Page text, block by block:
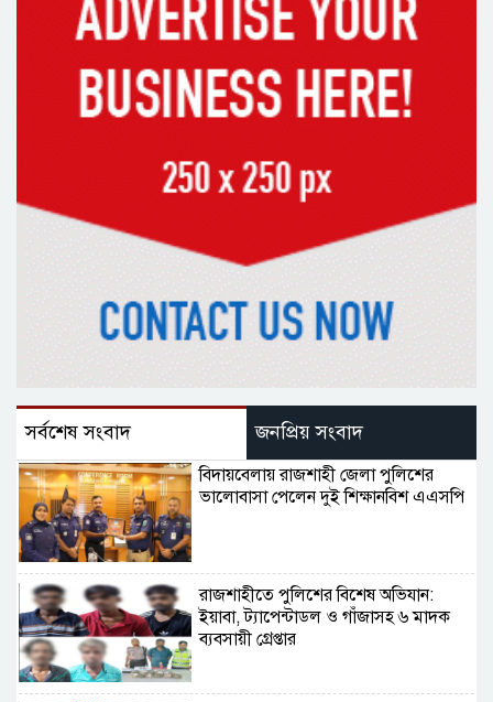
সর্বশেষ সংবাদ জনপ্রিয় সংবাদ
বিদায়বেলায় রাজশাহী জেলা পুলিশের
ভালোবাসা পেলেন দুই শিক্ষানবিশ এএসপি
রাজশাহীতে পুলিশের বিশেষ অভিযান:
ইয়াবা, ট্যাপেন্টাডল ও গাঁজাসহ ৬ মাদক
ব্যবসায়ী গ্রেপ্তার